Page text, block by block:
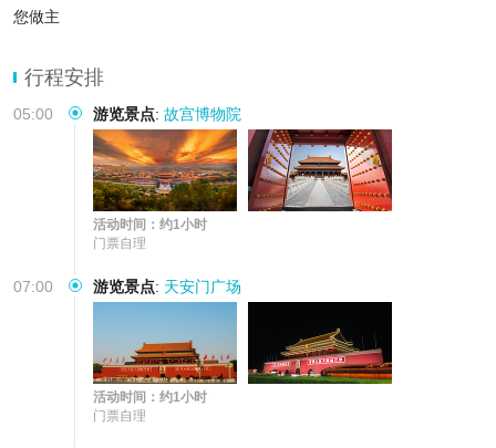
您做主
时，超出100/小
行程安排
05:00 游览景点: 故宫博物院
活动时间：约1小时
门票自理
07:00 游览景点: 天安门广场
活动时间：约1小时
门票自理